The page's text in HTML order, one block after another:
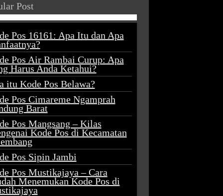
Post
Pos 16161: Apa Itu dan Apa
Pos Air Rambai Curup: Apa
Harus Anda Ketahui?
itu Kode Pos Belawa?
Pos Cimareme Ngamprah
Barat
Pos Mangsang – Kilas
Kode Pos di Kecamatan
Pos Sipin Jambi
Pos Mustikajaya – Cara
Menemukan Kode Pos di